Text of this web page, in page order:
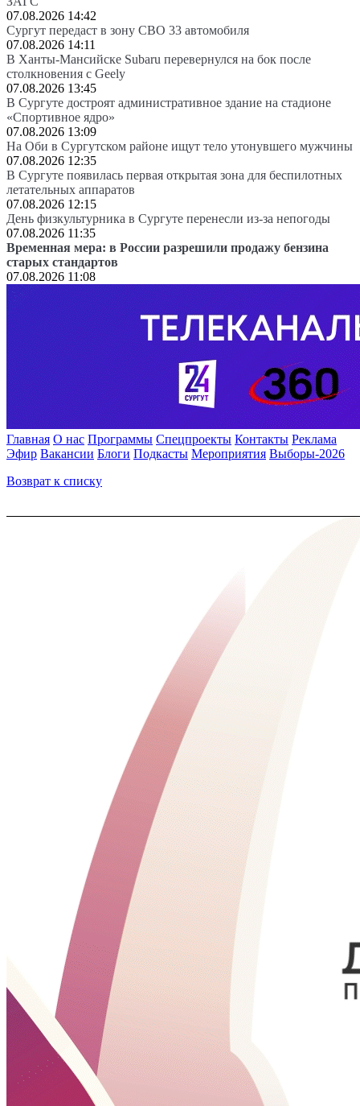
07.08.2026 14:42
Сургут передаст в зону СВО 33 автомобиля
07.08.2026 14:11
В Ханты-Мансийске Subaru перевернулся на бок после
столкновения с Geely
07.08.2026 13:45
В Сургуте достроят административное здание на стадионе
«Спортивное ядро»
07.08.2026 13:09
На Оби в Сургутском районе ищут тело утонувшего мужчины
07.08.2026 12:35
В Сургуте появилась первая открытая зона для беспилотных
летательных аппаратов
07.08.2026 12:15
День физкультурника в Сургуте перенесли из-за непогоды
07.08.2026 11:35
Временная мера: в России разрешили продажу бензина
старых стандартов
07.08.2026 11:08
Главная О нас Программы Спецпроекты Контакты Реклама
Эфир Вакансии Блоги Подкасты Мероприятия Выборы-2026
Возврат к списку